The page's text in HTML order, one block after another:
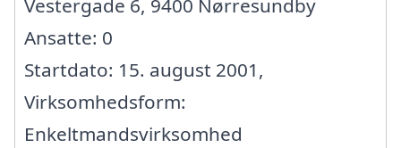
Vestergade 6, 9400 Nørresundby
Ansatte: 0
Startdato: 15. august 2001,
Virksomhedsform:
Enkeltmandsvirksomhed